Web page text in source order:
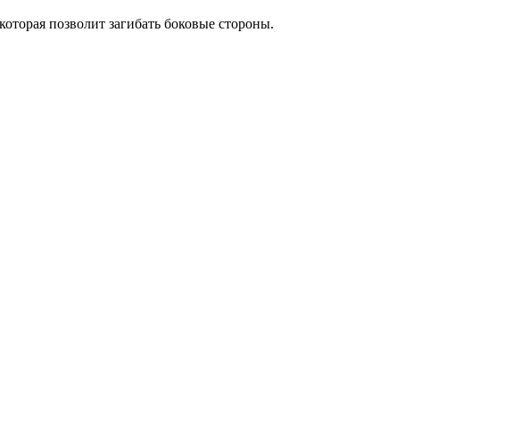
позволит загибать боковые стороны.